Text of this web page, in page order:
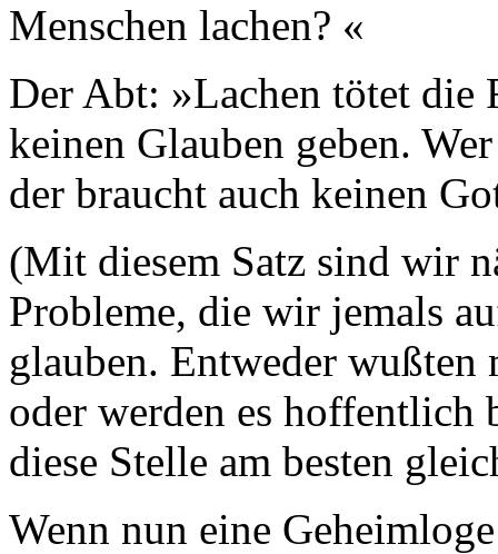
Menschen lachen? «
Der Abt: »Lachen tötet die
keinen Glauben geben.
der braucht auch keinen
(Mit diesem Satz sind wir
Probleme, die wir jemals
glauben. Entweder wußten
oder werden es hoffentlich
diese Stelle am besten
Wenn nun eine